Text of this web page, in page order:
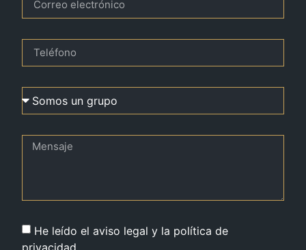
He leído el aviso legal y la política de
privacidad